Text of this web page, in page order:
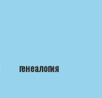
генеалогия